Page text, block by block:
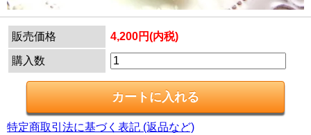
販売価格 4,200円(内税)
購入数
特定商取引法に基づく表記 (返品など)